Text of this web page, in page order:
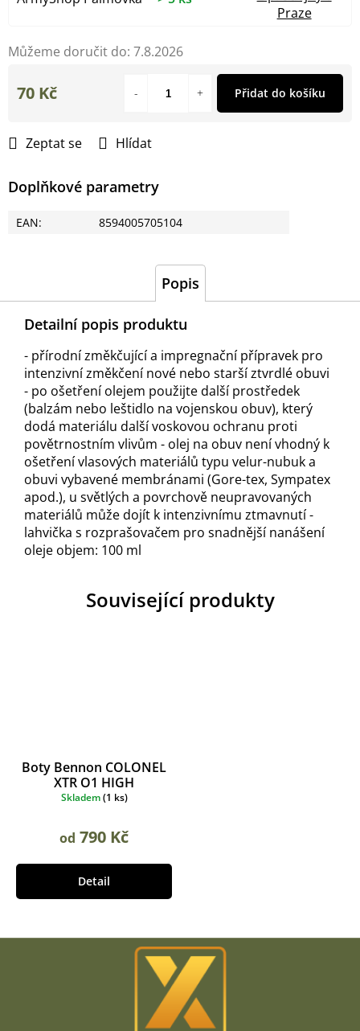
Můžeme doručit do: 7.8.2026
Zeptat se Hlídat
Doplňkové parametry
EAN: 8594005705104
70 Kč Přidat do košíku
Praze
Související produkty
Boty Bennon COLONEL
XTR O1 HIGH
Skladem(1 ks)
od 790 Kč
Detail
Popis
Detailní popis produktu
- přírodní změkčující a impregnační přípravek pro
intenzivní změkčení nové nebo starší ztvrdlé obuvi
- po ošetření olejem použijte další prostředek
(balzám nebo leštidlo na vojenskou obuv), který
dodá materiálu další voskovou ochranu proti
povětrnostním vlivům - olej na obuv není vhodný k
ošetření vlasových materiálů typu velur-nubuk a
obuvi vybavené membránami (Gore-tex, Sympatex
apod.), u světlých a povrchově neupravovaných
materiálů může dojít k intenzivnímu ztmavnutí -
lahvička s rozprašovačem pro snadnější nanášení
oleje objem: 100 ml
Z